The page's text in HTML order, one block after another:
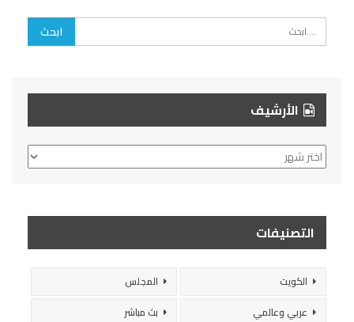
الأرشيف
الأرشيف
التصنيفات
الكويت
المجلس
عربي وعالمي
بث مباشر